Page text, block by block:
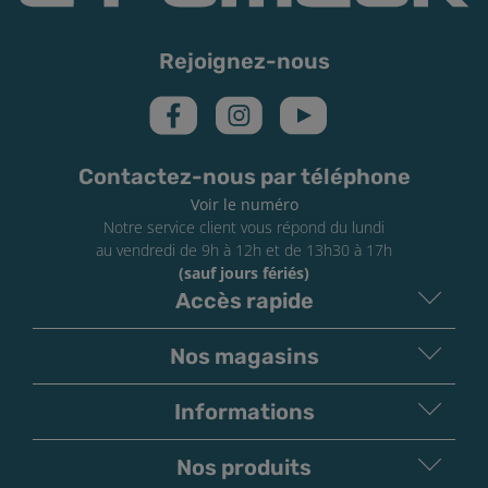
Assurez-vous d’utiliser une résistance en bon état et
Précautions d’usage et sécurité
Les e-liquides sont réservés uniquement aux
pas. Ils sont déconseillés aux femmes enceintes et aux
personnes atteintes d’hypertension ou de maladies
cardiovasculaires. Conservez-les sous clef et hors de
portée des enfants. En cas de contact avec les yeux, la
peau ou d’ingestion, contactez immédiatement un
Rejoignez-nous
Contactez-nous par téléphone
Voir le numéro
Notre service client vous répond du lundi
au vendredi de 9h à 12h et de 13h30 à 17h
(sauf jours fériés)
Accès rapide
Nos magasins
Informations
Nos produits